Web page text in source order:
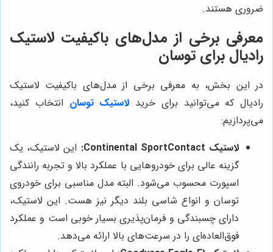
ضروری هستند.
معرفی برخی از مدل‌های باکیفیت لاستیک
رادیال برای توسان
در این بخش، به معرفی برخی از مدل‌های باکیفیت لاستیک
رادیال که می‌توانید برای خرید لاستیک توسان انتخاب کنید،
می‌پردازیم:
لاستیک Continental SportContact:
این لاستیک، یک
گزینه عالی برای خودروهایی با عملکرد بالا و تجربه رانندگی
اسپورت محسوب می‌شود. البته مدل مناسبی برای خودروی
توسان و انواع شاسی بلند دیگر نیز هست. این لاستیک،
دارای چسبندگی و فرمان‌پذیری بسیار خوبی است و عملکرد
فوق‌العاده‌ای را در سرعت‌های بالا ارائه می‌دهد.